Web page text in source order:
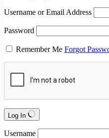
Username or Email Address
Password
Remember Me Forgot
Log In
Username